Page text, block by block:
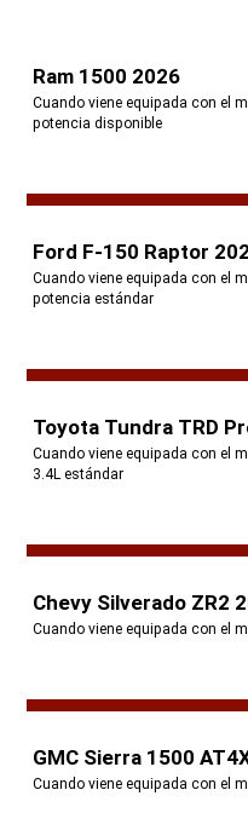
Ram 1500 2026
Cuando viene equipada con el
potencia disponible
Ford F-150 Raptor
Cuando viene equipada con el
potencia estándar
Toyota Tundra TRD
Cuando viene equipada con el
3.4L estándar
Chevy Silverado ZR2
Cuando viene equipada con el
GMC Sierra 1500
Cuando viene equipada con el